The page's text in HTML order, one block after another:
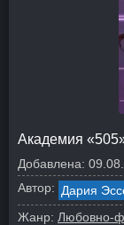
Академия
Добавлена:
Автор: Дария
Жанр: Любовно-